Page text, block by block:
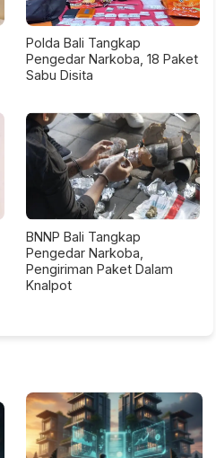
Polda Bali Tangkap
Pengedar Narkoba, 18 Paket
Sabu Disita
BNNP Bali Tangkap
Pengedar Narkoba,
Pengiriman Paket Dalam
Knalpot